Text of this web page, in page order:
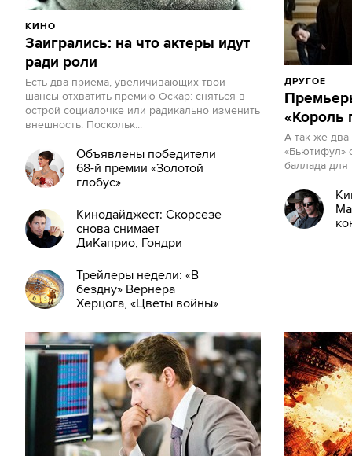
КИНО
Заигрались: на что актеры идут
ради роли
Есть два приема, увеличивающих твои
шансы отхватить премию Оскар: сняться в
острой социалочке или радикально изменить
внешность. Поскольк...
Объявлены победители
68-й премии «Золотой
глобус»
Кинодайджест: Скорсезе
снова снимает
ДиКаприо, Гондри
Трейлеры недели: «В
бездну» Вернера
Херцога, «Цветы войны»
ДРУГОЕ
«Король
А так же
«Бьютифул»
баллада для